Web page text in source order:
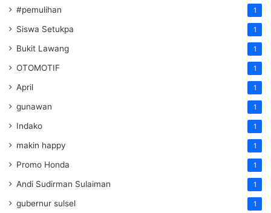
#pemulihan 1
Siswa Setukpa 1
Bukit Lawang 1
OTOMOTIF 1
April 1
gunawan 1
Indako 1
makin happy 1
Promo Honda 1
Andi Sudirman Sulaiman 1
gubernur sulsel 1